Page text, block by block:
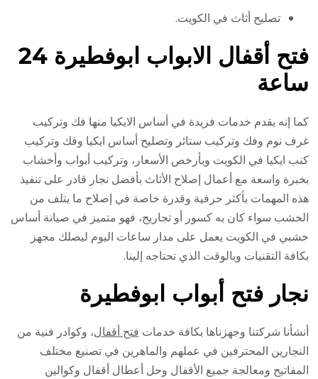
تصليح أثاث في الكويت.
فتح أقفال الابواب ابوفطيرة 24
ساعة
كما إنه يقدم خدمات فريدة في أساس الايكيا منها فك وتركيب
غرف نوم وفك وتركيب ستائر وتصليح أساس ايكيا وفك وتركيب
كنب ايكيا في الكويت وبأرخص الأسعار، وتركيب أبواب وأخشاب
بخبرة واسعة مع أعمال إصلاح الأثاث بأفضل نجار قادر على تنفيذ
هذه المهمات بأكثر حرفية وقدرة خاصة في إصلاح ما يتلف من
الخشب سواء كان به كسور أو تجاريح، فهو متميز في صيانة أساس
خشبي في الكويت يعمل على مدار ساعات اليوم ليصلك مجهز
بكافة التقنيات وبالوقت الذي تحتاجه إلينا.
نجار فتح أبواب ابوفطيرة
أنشأنا شركتنا وجهزناها بكافة خدمات فتح أقفال، وكوادر فنية من
النجارين المحترفين في عملهم والماهرين في تصنيع مختلف
المفاتيح ومعالجة جميع الأقفال وحل أعطال أقفال وكوالين